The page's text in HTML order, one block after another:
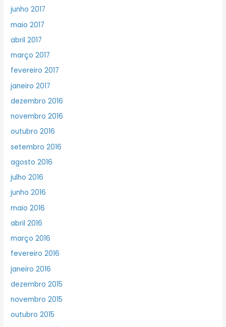
junho 2017
maio 2017
abril 2017
março 2017
fevereiro 2017
janeiro 2017
dezembro 2016
novembro 2016
outubro 2016
setembro 2016
agosto 2016
julho 2016
junho 2016
maio 2016
abril 2016
março 2016
fevereiro 2016
janeiro 2016
dezembro 2015
novembro 2015
outubro 2015